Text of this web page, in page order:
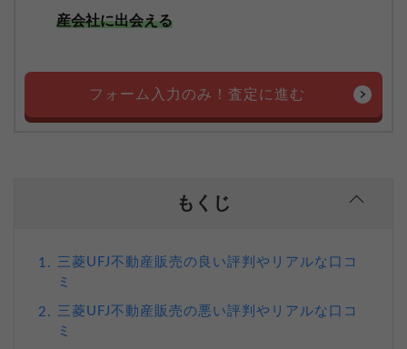
産会社に出会える
フォーム入力のみ！査定に進む
もくじ
1. 三菱UFJ不動産販売の良い評判やリアルな口コ
ミ
2. 三菱UFJ不動産販売の悪い評判やリアルな口コ
ミ